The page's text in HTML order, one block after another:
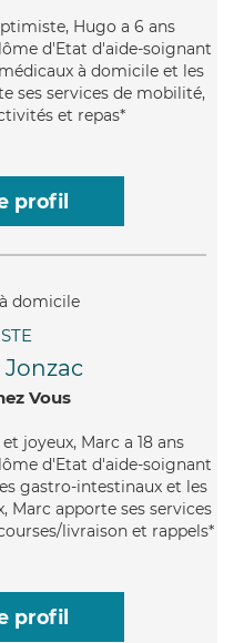
Hugo a 6 ans
d'Etat d'aide-soignant
à domicile et les
ses services de mobilité,
et repas*
profil
Jonzac
Vous
joyeux, Marc a 18 ans
d'Etat d'aide-soignant
gastro-intestinaux et les
Marc apporte ses services
livraison et rappels*
profil